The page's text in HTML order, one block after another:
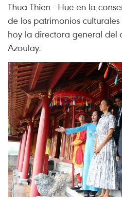
Thua Thien - Hue en la
de los patrimonios
hoy la directora general del
Azoulay.